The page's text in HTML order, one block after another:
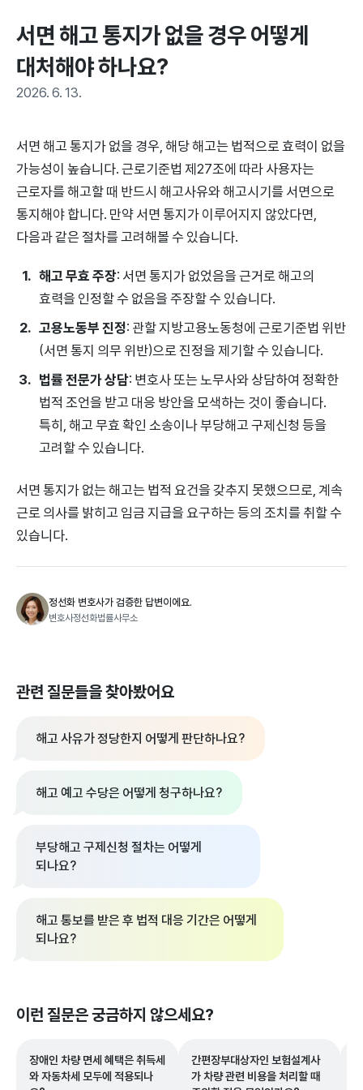
서면 해고 통지가 없을 경우 어떻게
대처해야 하나요?
2026. 6. 13.
서면 해고 통지가 없을 경우, 해당 해고는 법적으로 효력이 없을
가능성이 높습니다. 근로기준법 제27조에 따라 사용자는
근로자를 해고할 때 반드시 해고사유와 해고시기를 서면으로
통지해야 합니다. 만약 서면 통지가 이루어지지 않았다면,
다음과 같은 절차를 고려해볼 수 있습니다.
해고 무효 주장: 서면 통지가 없었음을 근거로 해고의
효력을 인정할 수 없음을 주장할 수 있습니다.
고용노동부 진정: 관할 지방고용노동청에 근로기준법 위반
(서면 통지 의무 위반)으로 진정을 제기할 수 있습니다.
법률 전문가 상담: 변호사 또는 노무사와 상담하여 정확한
법적 조언을 받고 대응 방안을 모색하는 것이 좋습니다.
특히, 해고 무효 확인 소송이나 부당해고 구제신청 등을
고려할 수 있습니다.
서면 통지가 없는 해고는 법적 요건을 갖추지 못했으므로, 계속
근로 의사를 밝히고 임금 지급을 요구하는 등의 조치를 취할 수
있습니다.
정선화 변호사가 검증한 답변이에요.
변호사정선화법률사무소
관련 질문들을 찾아봤어요
해고 사유가 정당한지 어떻게 판단하나요?
해고 예고 수당은 어떻게 청구하나요?
부당해고 구제신청 절차는 어떻게
되나요?
해고 통보를 받은 후 법적 대응 기간은 어떻게
되나요?
이런 질문은 궁금하지 않으세요?
장애인 차량 면세 혜택은 취득세
와 자동차세 모두에 적용되나
간편장부대상자인 보험설계사
가 차량 관련 비용을 처리할 때